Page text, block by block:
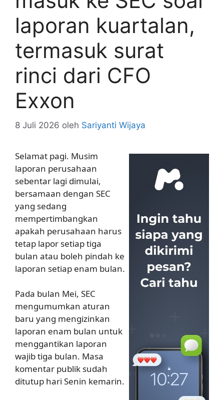
laporan kuartalan,
termasuk surat
rinci dari CFO
Exxon
8 Juli 2026 oleh Sariyanti Wijaya
Selamat pagi. Musim
laporan perusahaan
sebentar lagi dimulai,
bersamaan dengan SEC
yang sedang
mempertimbangkan
apakah perusahaan harus
tetap lapor setiap tiga
bulan atau boleh pindah ke
laporan setiap enam bulan.
Pada bulan Mei, SEC
mengumumkan aturan
baru yang mengizinkan
laporan enam bulan untuk
menggantikan laporan
wajib tiga bulan. Masa
komentar publik sudah
ditutup hari Senin kemarin.